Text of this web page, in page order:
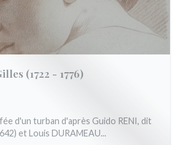
(1722 - 1776)
d'un turban d'après Guido RENI, dit
et Louis DURAMEAU...